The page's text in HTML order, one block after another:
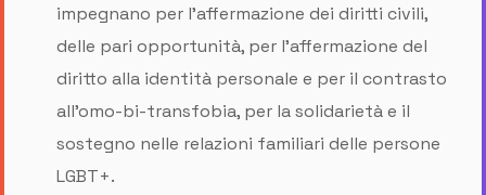
impegnano per l’affermazione dei diritti civili,
delle pari opportunità, per l’affermazione del
diritto alla identità personale e per il contrasto
all’omo-bi-transfobia, per la solidarietà e il
sostegno nelle relazioni familiari delle persone
LGBT+.